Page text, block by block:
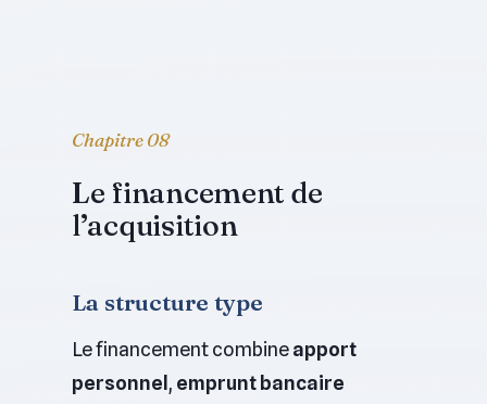
Chapitre 08
Le financement de
l’acquisition
La structure type
Le financement combineapport
personnel , emprunt bancaire